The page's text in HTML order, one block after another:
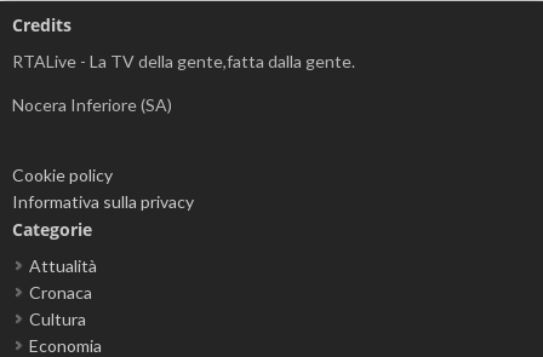
Credits
RTALive - La TV della gente,fatta dalla gente.
Nocera Inferiore (SA)
Cookie policy
Informativa sulla privacy
Categorie
Attualità
Cronaca
Cultura
Economia